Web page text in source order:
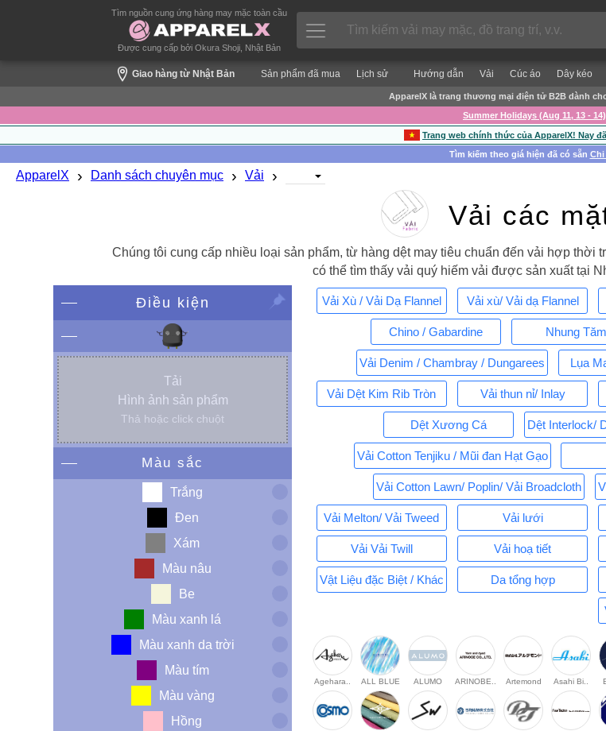
Tìm nguồn cung ứng hàng may mặc toàn cầu
Được cung cấp bởi Okura Shoji, Nhật Bản
Giao hàng từ Nhật Bản Sản phẩm đã mua Lịch sử Hướng dẫn Vải Cúc áo Dây kéo
ApparelX là trang thương mại điện tử B2B dành
Summer Holidays (Aug 11, 13 - 14)
Trang web chính thức của ApparelX! Nay
Tìm kiếm theo giá hiện đã có sẵn Chi
ApparelX › Danh sách chuyên mục › Vải ›
Vải các
Chúng tôi cung cấp nhiều loại sản phẩm, từ hàng dệt may tiêu chuẩn đến vải hợp thời
có thể tìm thấy vải quý hiếm vải được sản xuất tại
Điều kiện
Tải
Hình ảnh sản phẩm
Thả hoặc click chuột
Màu sắc
Trắng
Đen
Xám
Màu nâu
Be
Màu xanh lá
Màu xanh da trời
Màu tím
Màu vàng
Hồng
Vải Xù / Vải Dạ Flannel Vải xù/ Vải dạ Flannel
Chino / Gabardine Nhung Tăm
Vải Denim / Chambray / Dungarees Lụa
Vải Dệt Kim Rib Tròn Vải thun nỉ/ Inlay
Dệt Xương Cá Dệt Interlock/
Vải Cotton Tenjiku / Mũi đan Hạt Gạo
Vải Cotton Lawn/ Poplin/ Vải Broadcloth
Vải Melton/ Vải Tweed Vải lưới
Vải Vải Twill Vải hoạ tiết
Vật Liệu đặc Biệt / Khác Da tổng hợp
Agehara.. ALL BLUE ALUMO ARINOBE.. Artemond Asahi Bi..